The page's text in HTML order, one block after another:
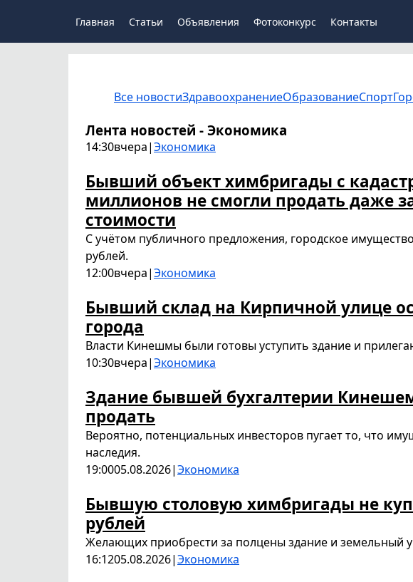
Главная Статьи Объявления Фотоконкурс Контакты
Все новостиЗдравоохранениеОбразованиеСпорт
Лента новостей - Экономика
14:30вчера|Экономика
Бывший объект химбригады с
миллионов не смогли продать даже
стоимости
С учётом публичного предложения, городское
рублей.
12:00вчера|Экономика
Бывший склад на Кирпичной улице
города
Власти Кинешмы были готовы уступить здание и
10:30вчера|Экономика
Здание бывшей бухгалтерии
продать
Вероятно, потенциальных инвесторов пугает то, что
наследия.
19:0005.08.2026|Экономика
Бывшую столовую химбригады не
рублей
Желающих приобрести за полцены здание и земельный
16:1205.08.2026|Экономика